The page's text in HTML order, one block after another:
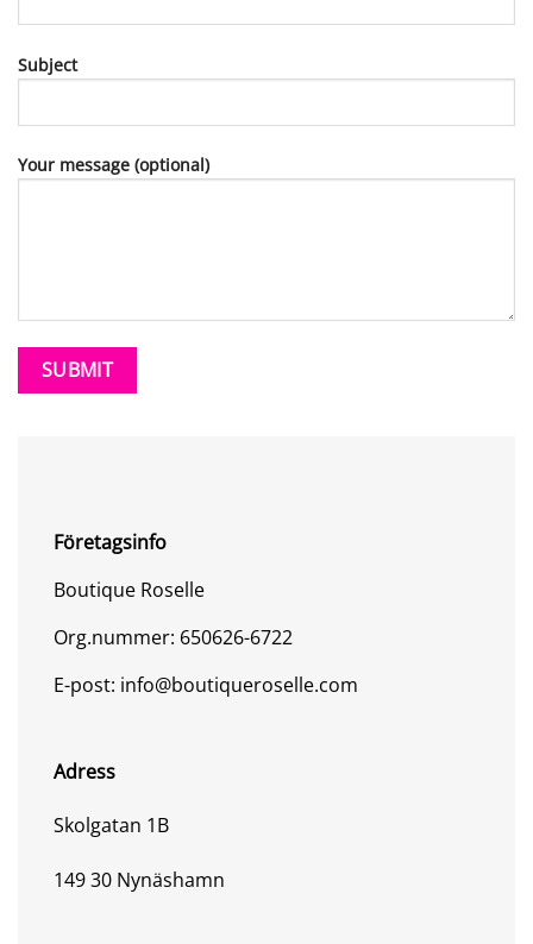
Subject
Your message (optional)
Företagsinfo
Boutique Roselle
Org.nummer: 650626-6722
E-post: info@boutiqueroselle.com
Adress
Skolgatan 1B
149 30 Nynäshamn